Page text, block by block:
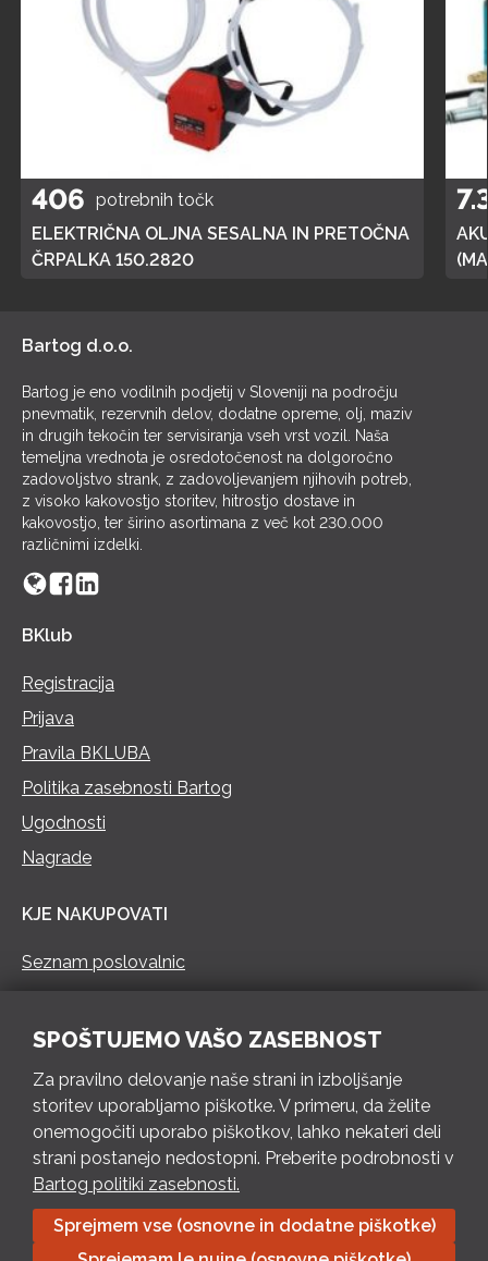
406 potrebnih točk
ELEKTRIČNA OLJNA SESALNA IN PRETOČNA
ČRPALKA 150.2820
Bartog d.o.o.
Bartog je eno vodilnih podjetij v Sloveniji na področju
pnevmatik, rezervnih delov, dodatne opreme, olj, maziv
in drugih tekočin ter servisiranja vseh vrst vozil. Naša
temeljna vrednota je osredotočenost na dolgoročno
zadovoljstvo strank, z zadovoljevanjem njihovih potreb,
z visoko kakovostjo storitev, hitrostjo dostave in
kakovostjo, ter širino asortimana z več kot 230.000
različnimi izdelki.
BKlub
Registracija
Prijava
Pravila BKLUBA
Politika zasebnosti Bartog
Ugodnosti
Nagrade
KJE NAKUPOVATI
Seznam poslovalnic
PON – PET 8 – 18 h / SOB 8 – 12 h
Pošlji e-mail
Izpolni kontaktni obrazec
Bartog d.o.o. Trebnje | ID: SI79128718 | IBAN: SI56 1010 0003
SPOŠTUJEMO VAŠO ZASEBNOST
Za pravilno delovanje naše strani in izboljšanje
storitev uporabljamo piškotke. V primeru, da želite
onemogočiti uporabo piškotkov, lahko nekateri deli
strani postanejo nedostopni. Preberite podrobnosti v
Bartog politiki zasebnosti.
Sprejmem vse (osnovne in dodatne piškotke)